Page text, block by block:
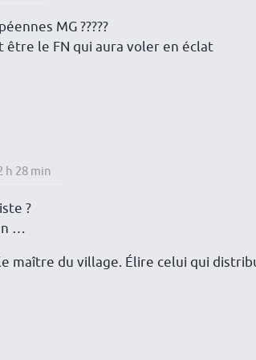
MG ?????
être le FN qui aura voler en éclat
h 28 min
?
…
maître du village. Élire celui qui